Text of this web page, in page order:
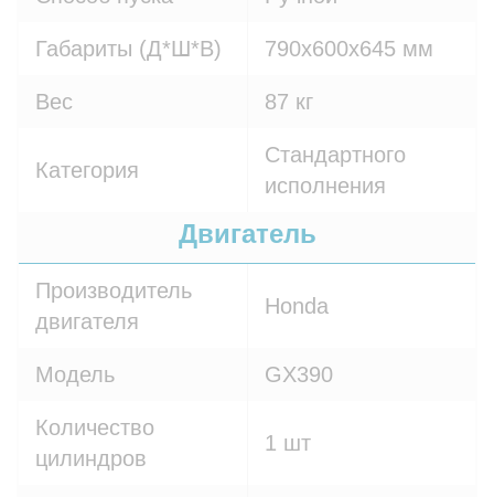
Габариты (Д*Ш*В) 790х600х645 мм
Вес 87 кг
Категория
Стандартного
исполнения
Двигатель
Производитель
двигателя
Honda
Модель GX390
Количество
цилиндров
1 шт